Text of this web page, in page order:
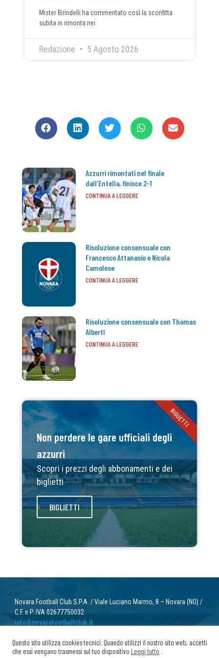
Mister Birindelli ha commentato così la sconfitta
subita in rimonta nei
Redazione 5 Agosto 2026
Azzurri rimontati nel finale
dall’Entella, finisce 2-1
CONTINUA A LEGGERE
Risoluzione consensuale con
Francesco Attanasio e Nicola
Camolese
CONTINUA A LEGGERE
Risoluzione consensuale con Thomas
Alberti
CONTINUA A LEGGERE
Non perdere le gare ufficiali degli
azzurri
Scopri i prezzi degli abbonamenti e dei
biglietti
BIGLIETTI
BIGLIETTI
Novara Football Club S.P.A. / Viale Luciano Marmo, 8 – Novara (NO) /
C.F. e P. IVA 02677750032
info@novarafootballclub.it
© 2022 Novara Football Club. Tutti i diritti riservati.
Privacy/ Cookie
Questo sito utilizza cookies tecnici. Quando utilizzi il nostro sito web, accetti
che essi vengano trasmessi sul tuo dispositivo Leggi tutto .